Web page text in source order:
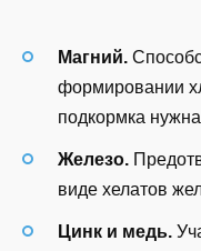
Магний.
формировании
подкормка
Железо.
виде хелатов
Цинк и медь.